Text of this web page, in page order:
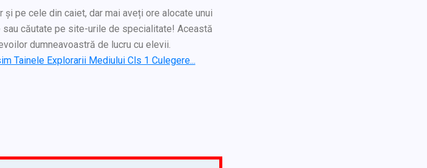
pe cele din caiet, dar mai aveți ore alocate unui
sau căutate pe site-urile de specialitate! Această
dumneavoastră de lucru cu elevii.
Tainele Explorarii Mediului Cls 1 Culegere...